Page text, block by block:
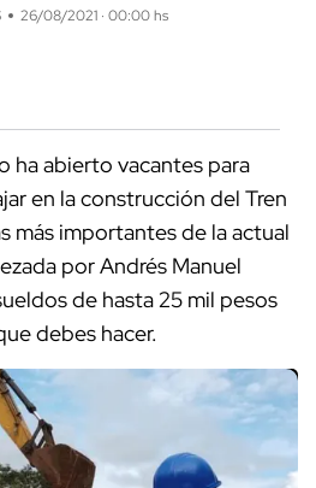
26/08/2021 · 00:00 hs
ha abierto vacantes para
en la construcción del Tren
más importantes de la actual
por Andrés Manuel
de hasta 25 mil pesos
debes hacer.